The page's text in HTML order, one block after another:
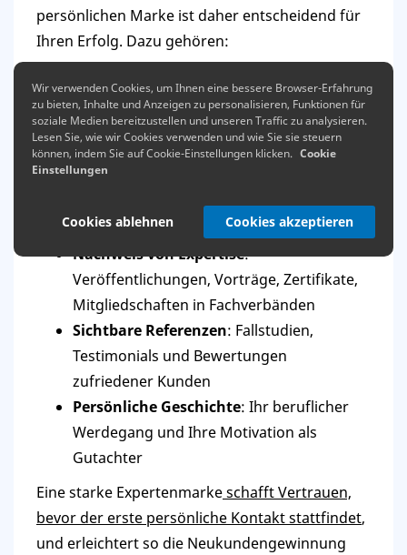
persönlichen Marke ist daher entscheidend für
Ihren Erfolg. Dazu gehören:
Farben, Typografie und Bildsprache, die
Professionalität und Vertrauenswürdigkeit
ausstrahlen
Authentische Kommunikation
transparente und wertorientierte
Botschaften
Nachweis von Expertise:
Veröffentlichungen, Vorträge, Zertifikate,
Mitgliedschaften in Fachverbänden
Sichtbare Referenzen: Fallstudien,
Testimonials und Bewertungen
zufriedener Kunden
Persönliche Geschichte: Ihr beruflicher
Werdegang und Ihre Motivation als
Gutachter
Eine starke Expertenmarkeschafft Vertrauen,
bevor der erste persönliche Kontakt stattfindet,
und erleichtert so die Neukundengewinnung
Wir verwenden Cookies, um Ihnen eine bessere Browser-Erfahrung
zu bieten, Inhalte und Anzeigen zu personalisieren, Funktionen für
soziale Medien bereitzustellen und unseren Traffic zu analysieren.
Lesen Sie, wie wir Cookies verwenden und wie Sie sie steuern
können, indem Sie auf Cookie-Einstellungen klicken. Cookie
Einstellungen
Cookies ablehnen Cookies akzeptieren